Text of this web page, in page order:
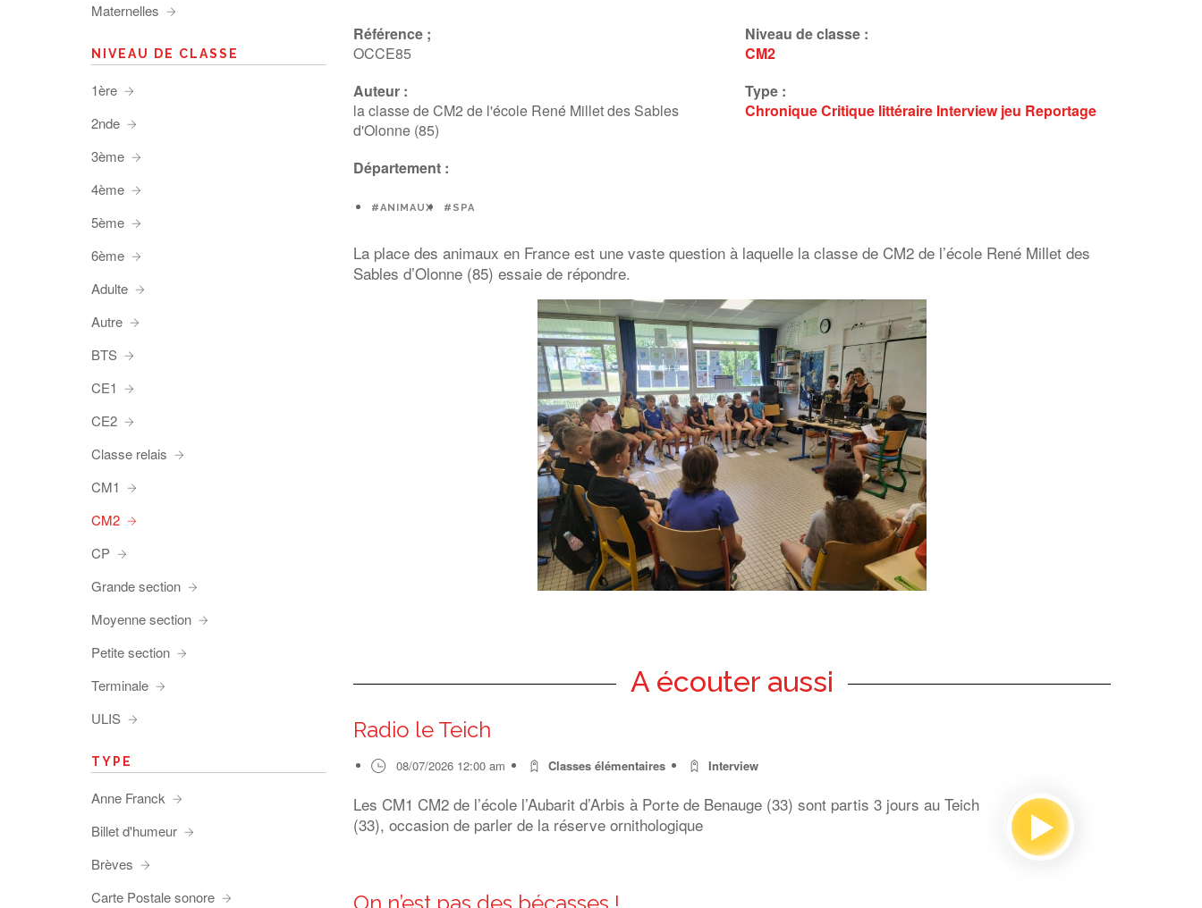
Référence ;
OCCE85
Auteur :
la classe de CM2 de l'école René Millet des Sables
d'Olonne (85)
Département :
Niveau de classe :
CM2
Type :
ChroniqueCritique littéraire Interview jeu Reportage
#ANIMAUX #SPA
La place des animaux en France est une vaste question à laquelle la classe de CM2 de l’école René Millet des
Sables d’Olonne (85) essaie de répondre.
A écouter aussi
Radio le Teich
08/07/2026 12:00 am Classes élémentaires Interview
Les CM1 CM2 de l’école l’Aubarit d’Arbis à Porte de Benauge (33) sont partis 3 jours au Teich
(33), occasion de parler de la réserve ornithologique
Maternelles
NIVEAU DE CLASSE
1ère
2nde
3ème
4ème
5ème
6ème
Adulte
Autre
BTS
CE1
CE2
Classe relais
CM1
CM2
CP
Grande section
Moyenne section
Petite section
Terminale
ULIS
TYPE
Anne Franck
Billet d'humeur
Brèves
Carte Postale sonore